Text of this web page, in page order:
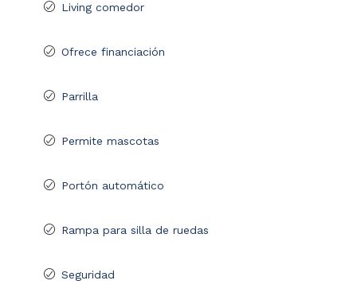
Living comedor
Ofrece financiación
Parrilla
Permite mascotas
Portón automático
Rampa para silla de ruedas
Seguridad